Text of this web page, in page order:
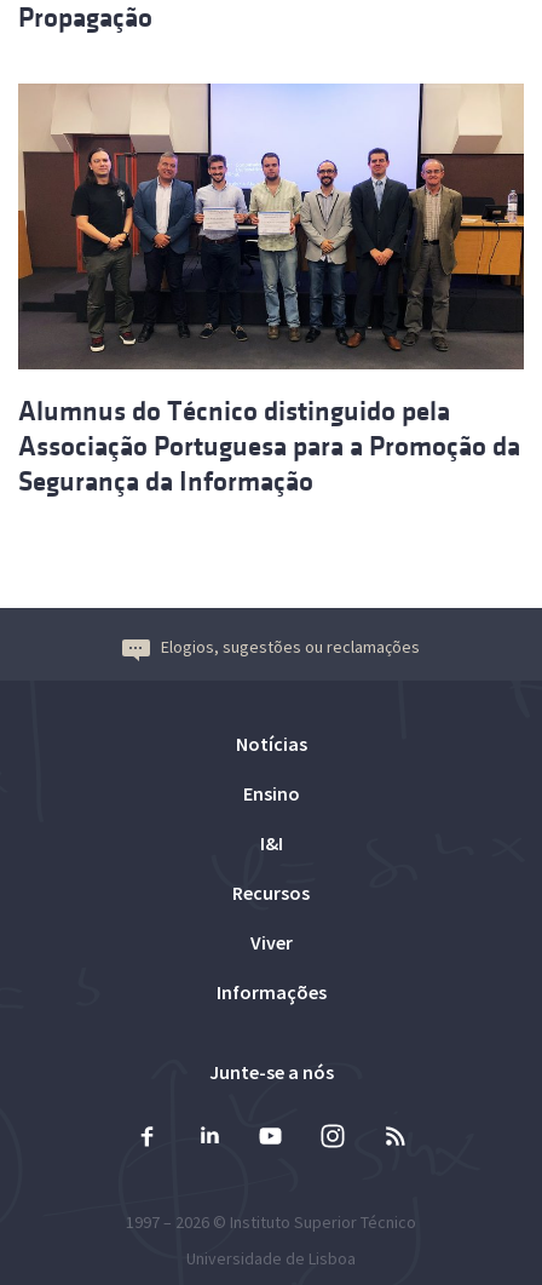
Propagação
Alumnus do Técnico distinguido pela
Associação Portuguesa para a Promoção da
Segurança da Informação
Elogios, sugestões ou reclamações
Notícias
Ensino
I&I
Recursos
Viver
Informações
Junte-se a nós
1997 – 2026 © Instituto Superior Técnico
Universidade de Lisboa